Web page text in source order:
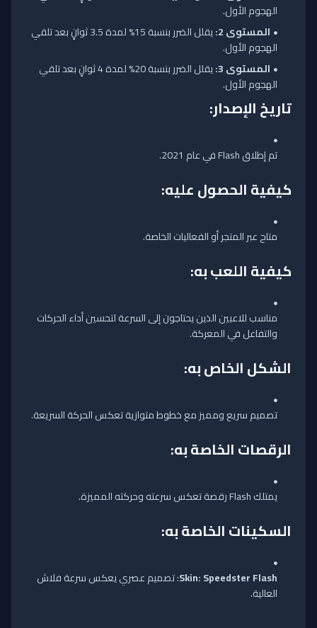
الهجوم الأول.
المستوى 2:
يقلل الضرر بنسبة 15% لمدة 3.5 ثوانٍ بعد تلقي
الهجوم الأول.
المستوى 3:
يقلل الضرر بنسبة 20% لمدة 4 ثوانٍ بعد تلقي
الهجوم الأول.
تاريخ الإصدار:
تم إطلاق Flash في عام 2021.
كيفية الحصول عليه:
متاح عبر المتجر أو الفعاليات الخاصة.
كيفية اللعب به:
مناسب للاعبين الذين يحتاجون إلى السرعة لتحسين أداء الحركات
والتفاعل في المعركة.
الشكل الخاص به:
تصميم سريع ومميز مع خطوط متوازية تعكس الحركة السريعة.
الرقصات الخاصة به:
يمتلك Flash رقصة تعكس سرعته وحركته المميزة.
السكينات الخاصة به:
Skin: Speedster Flash: تصميم عصري يعكس سرعة فلاش
العالية.